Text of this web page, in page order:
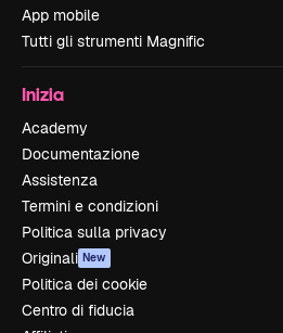
App mobile
Tutti gli strumenti Magnific
Inizia
Academy
Documentazione
Assistenza
Termini e condizioni
Politica sulla privacy
Originali New
Politica dei cookie
Centro di fiducia